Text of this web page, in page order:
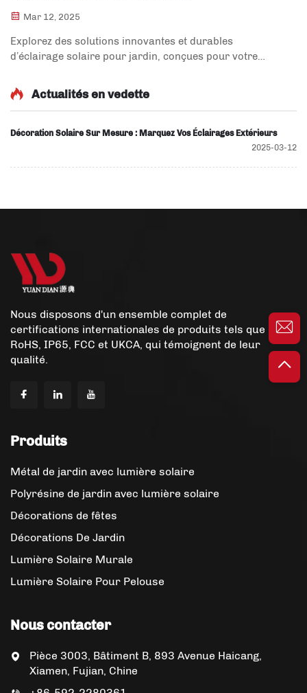
Mar 12, 2025
Explorez des solutions innovantes et durables
d’éclairage solaire pour jardin, conçues pour votre
produits de qualité Yuandian.
Actualités en vedette
Décoration Solaire Sur Mesure : Marquez Vos Éclairages Extérieurs
2025-03-12
Nous disposons d'un ensemble complet de
certifications internationales de produits tels que CE,
RoHS, IP65, FCC et UKCA, qui témoignent de leur
qualité.
Produits
Métal de jardin avec lumière solaire
Polyrésine de jardin avec lumière solaire
Décorations de fêtes
Décorations De Jardin
Lumière Solaire Murale
Lumière Solaire Pour Pelouse
Nous contacter
Pièce 3003, Bâtiment B, 893 Avenue Haicang,
Xiamen, Fujian, Chine